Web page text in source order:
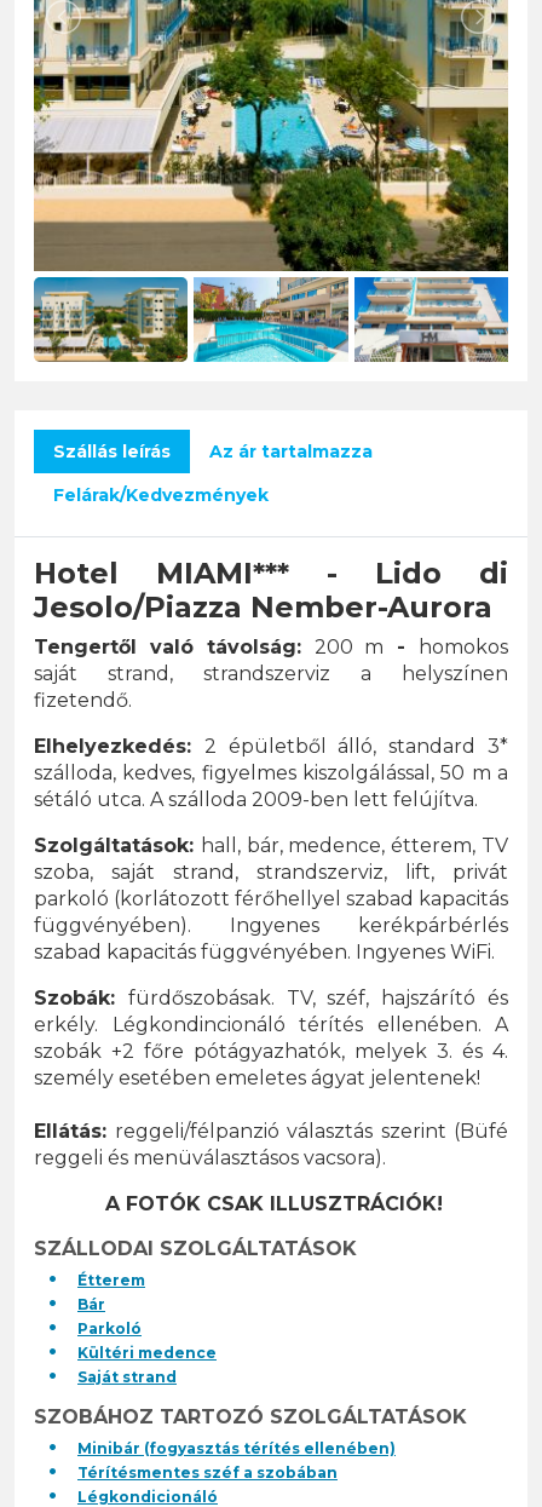
Szállás leírás
Az ár tartalmazza
Felárak/Kedvezmények
Hotel MIAMI*** - Lido di
Jesolo/Piazza Nember-Aurora
Tengertől való távolság: 200 m -
homokos
saját strand, strandszerviz a helyszínen
fizetendő.
Elhelyezkedés: 2 épületből álló, standard 3*
szálloda, kedves, figyelmes kiszolgálással, 50 m a
sétáló utca. A szálloda 2009-ben lett felújítva.
Szolgáltatások: hall, bár, medence, étterem, TV
szoba, saját strand, strandszerviz, lift, privát
parkoló (korlátozott férőhellyel szabad kapacitás
függvényében). Ingyenes kerékpárbérlés
szabad kapacitás függvényében. Ingyenes WiFi.
Szobák: fürdőszobásak. TV, széf, hajszárító és
erkély. Légkondincionáló térítés ellenében. A
szobák +2 főre pótágyazhatók, melyek 3. és 4.
személy esetében emeletes ágyat jelentenek!
Ellátás: reggeli/félpanzió választás szerint (Büfé
reggeli és menüválasztásos vacsora).
A FOTÓK CSAK ILLUSZTRÁCIÓK!
SZÁLLODAI SZOLGÁLTATÁSOK
Étterem
Bár
Parkoló
Kültéri medence
Saját strand
SZOBÁHOZ TARTOZÓ SZOLGÁLTATÁSOK
Minibár (fogyasztás térítés ellenében)
Térítésmentes széf a szobában
Légkondicionáló